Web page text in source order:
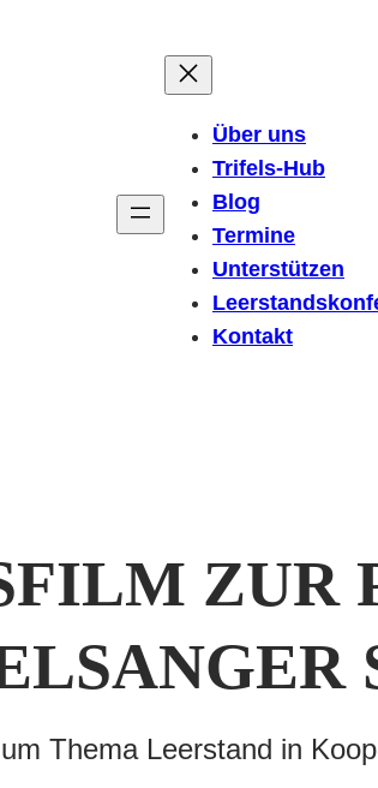
Über uns
Trifels-Hub
Blog
Termine
Unterstützen
Kontakt
ZUR
Thema Leerstand in